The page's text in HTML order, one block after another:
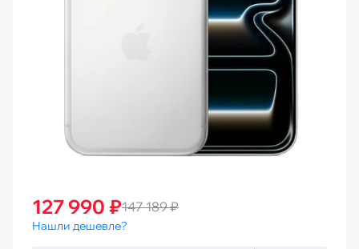
127 990 ₽147 189 ₽
Нашли дешевле?